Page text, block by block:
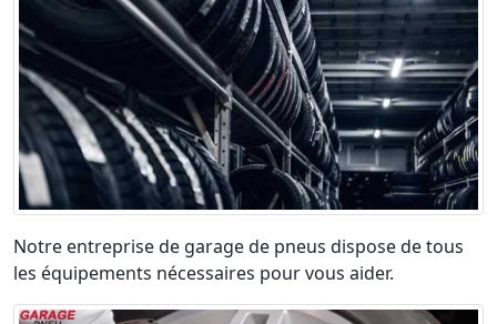
Notre entreprise de garage de pneus dispose de tous
les équipements nécessaires pour vous aider.